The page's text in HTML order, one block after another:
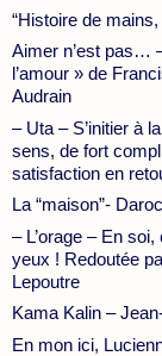
“Histoire de
Aimer n’est pas…
l’amour » de
Audrain
– Uta – S’initier à
sens, de fort
satisfaction en
La “maison”-
– L’orage – En
yeux ! Redoutée
Lepoutre
Kama Kalin –
En mon ici,